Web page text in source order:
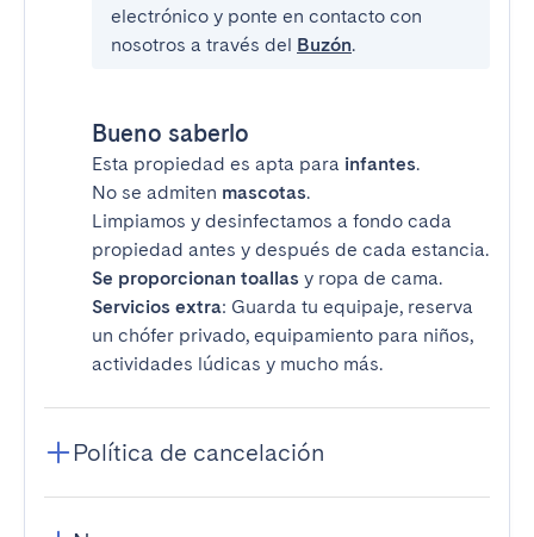
electrónico y ponte en contacto con
nosotros a través del Buzón.
Bueno saberlo
Esta propiedad es apta para infantes.
No se admiten mascotas.
Limpiamos y desinfectamos a fondo cada
propiedad antes y después de cada estancia.
Se proporcionan toallas y ropa de cama.
Servicios extra: Guarda tu equipaje, reserva
un chófer privado, equipamiento para niños,
actividades lúdicas y mucho más.
Política de cancelación